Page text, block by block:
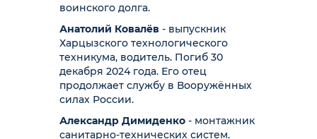
воинского долга.
Анатолий Ковалёв - выпускник
Харцызского технологического
техникума, водитель. Погиб 30
декабря 2024 года. Его отец
продолжает службу в Вооружённых
силах России.
Александр Димиденко - монтажник
санитарно-технических систем.